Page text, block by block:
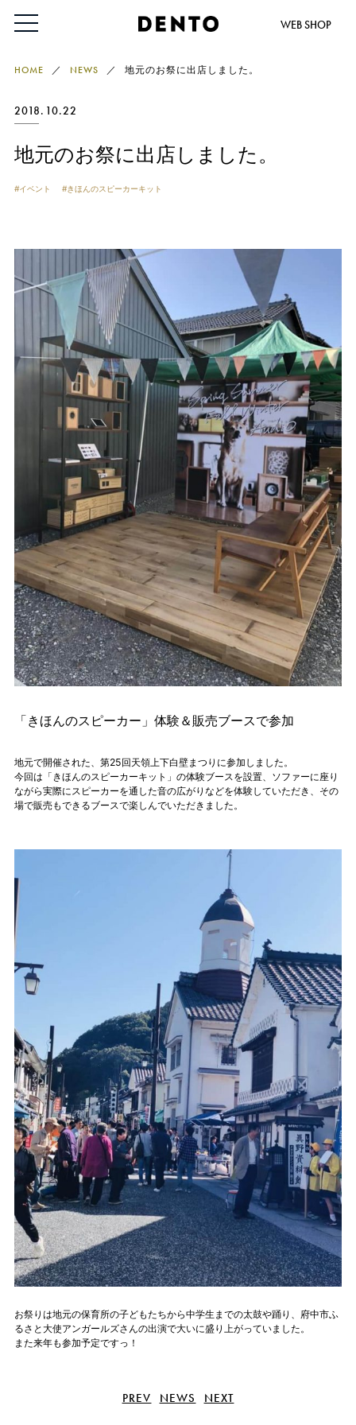
WEB SHOP
HOME NEWS 地元のお祭に出店しました。
2018.10.22
地元のお祭に出店しました。
イベント きほんのスピーカーキット
「きほんのスピーカー」体験＆販売ブースで参加
地元で開催された、第25回天領上下白壁まつりに参加しました。
今回は「きほんのスピーカーキット」の体験ブースを設置、ソファーに座り
ながら実際にスピーカーを通した音の広がりなどを体験していただき、その
場で販売もできるブースで楽しんでいただきました。
お祭りは地元の保育所の子どもたちから中学生までの太鼓や踊り、府中市ふ
るさと大使アンガールズさんの出演で大いに盛り上がっていました。
また来年も参加予定ですっ！
PREV NEWS NEXT